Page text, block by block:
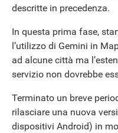
descritte in precedenza.
In questa prima fase,
l’utilizzo di Gemini in
ad alcune città ma
servizio non dovrebbe
Terminato un breve
rilasciare una nuova
dispositivi Android) in